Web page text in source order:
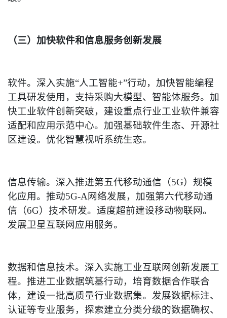
（三）加快软件和信息服务创新发展
软件。深入实施“人工智能+”行动，加快智能编程
工具研发使用，支持采购大模型、智能体服务。加
快工业软件创新突破，建设重点行业工业软件兼容
适配和应用示范中心。加强基础软件生态、开源社
区建设。优化智慧视听系统生态。
信息传输。深入推进第五代移动通信（5G）规模
化应用。推动5G-A网络发展，加强第六代移动通
信（6G）技术研发。适度超前建设移动物联网。
发展卫星互联网应用服务。
数据和信息技术。深入实施工业互联网创新发展工
程。推进工业数据筑基行动，培育数据合作联合
体，建设一批高质量行业数据集。发展数据标注、
认证等专业服务，探索建立分类分级的数据确权、